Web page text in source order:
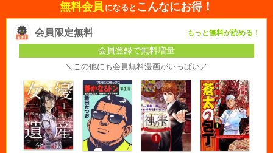
無料会員 になると こんなにお得！
会員限定無料 もっと無料が読める！
会員登録で無料増量
＼この他にも会員無料漫画がいっぱい／